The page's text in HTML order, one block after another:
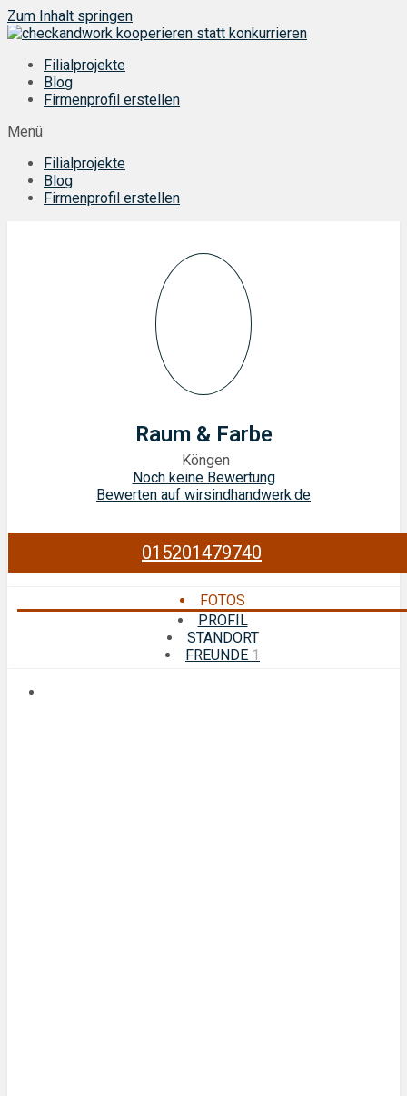
Zum Inhalt springen
Filialprojekte
Blog
Firmenprofil erstellen
Menü
Filialprojekte
Blog
Firmenprofil erstellen
Raum & Farbe
Köngen
Noch keine Bewertung
Bewerten auf wirsindhandwerk.de
015201479740
FOTOS
PROFIL
STANDORT
FREUNDE 1